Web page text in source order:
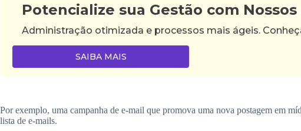
Potencialize sua Gestão com
Administração otimizada e processos mais ágeis.
SAIBA MAIS
Por exemplo, uma campanha de e-mail que promova uma nova postagem em
lista de e-mails.